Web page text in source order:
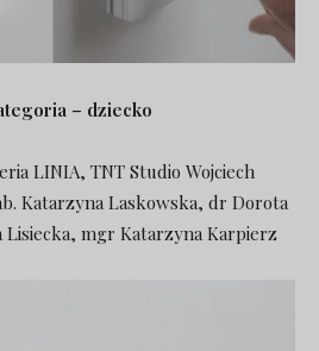
– dziecko
LINIA, TNT Studio Wojciech
Katarzyna Laskowska, dr Dorota
Lisiecka, mgr Katarzyna Karpierz